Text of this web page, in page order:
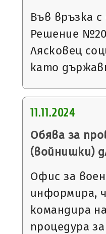
Във връзка
Решение
Лясковец
като
11.11.2024
Обява за
(войнишки)
Офис за
информира,
командира
процедура